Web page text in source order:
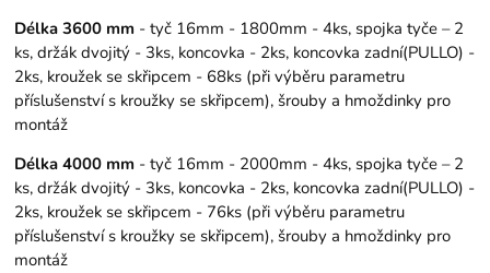
Délka 3600 mm - tyč 16mm - 1800mm - 4ks, spojka tyče – 2
ks, držák dvojitý - 3ks, koncovka - 2ks, koncovka zadní(PULLO) -
2ks, kroužek se skřipcem - 68ks (při výběru parametru
příslušenství s kroužky se skřipcem), šrouby a hmoždinky pro
montáž
Délka 4000 mm - tyč 16mm - 2000mm - 4ks, spojka tyče – 2
ks, držák dvojitý - 3ks, koncovka - 2ks, koncovka zadní(PULLO) -
2ks, kroužek se skřipcem - 76ks (při výběru parametru
příslušenství s kroužky se skřipcem), šrouby a hmoždinky pro
montáž